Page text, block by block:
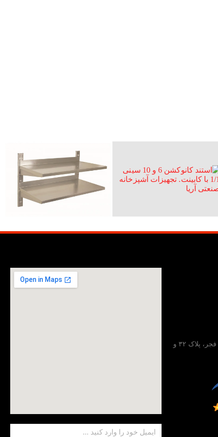
تهران، خیابان مطهری، خیابان فجر، پلاک ۳۲ و